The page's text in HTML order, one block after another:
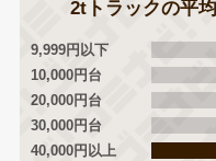
2tトラックの平
9,999円以下
10,000円台
20,000円台
30,000円台
40,000円以上